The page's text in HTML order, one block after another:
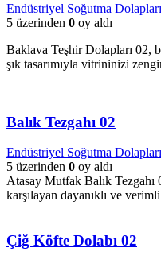
Endüstriyel Soğutma Dolapları
5 üzerinden 0 oy aldı
Baklava Teşhir Dolapları 02,
şık tasarımıyla vitrininizi
Balık Tezgahı 02
Endüstriyel Soğutma Dolapları
5 üzerinden 0 oy aldı
Atasay Mutfak Balık Tezgahı
karşılayan dayanıklı ve
Çiğ Köfte Dolabı 02